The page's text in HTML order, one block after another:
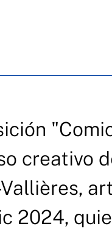
creativo
2024,